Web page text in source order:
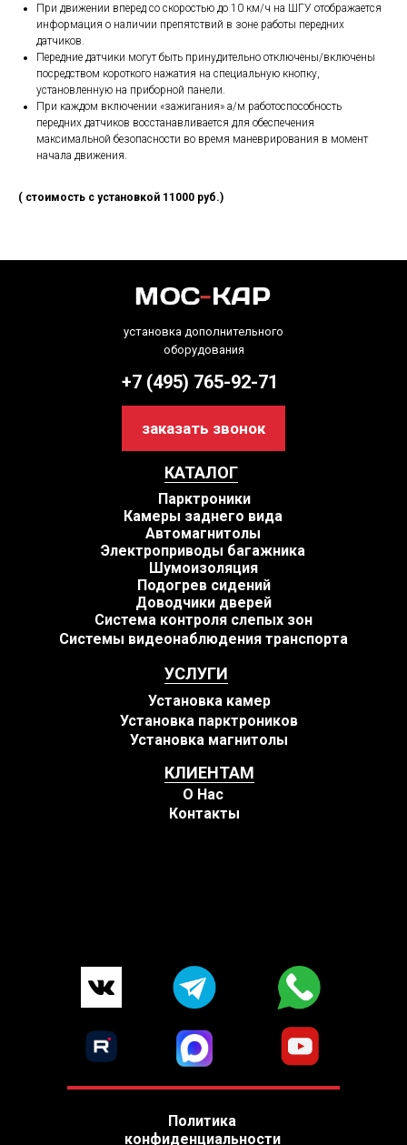
При движении вперед со скоростью до 10 км/ч на ШГУ отображается
информация о наличии препятствий в зоне работы передних
датчиков.
Передние датчики могут быть принудительно отключены/включены
посредством короткого нажатия на специальную кнопку,
установленную на приборной панели.
При каждом включении «зажигания» а/м работоспособность
передних датчиков восстанавливается для обеспечения
максимальной безопасности во время маневрирования в момент
начала движения.
( стоимость с установкой 11000 руб.)
УСЛУГИ
КЛИЕНТАМ
КАТАЛОГ
+7 (495) 765-92-71
установка дополнительного
оборудования
Автомагнитолы
Шумоизоляция
Парктроники
Электроприводы багажника
Система контроля слепых зон
Системы видеонаблюдения транспорта
Политика
конфиденциальности
Камеры заднего вида
Подогрев сидений
заказать звонок
Доводчики дверей
Установка камер
О Нас
Контакты
Установка магнитолы
Установка парктроников